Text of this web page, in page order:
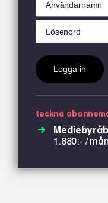
teckna
1.880:- /